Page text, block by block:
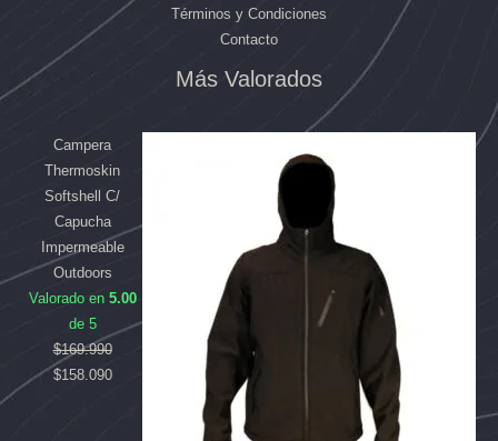
Términos y Condiciones
Contacto
Más Valorados
Campera
Thermoskin
Softshell C/
Capucha
Impermeable
Outdoors
Valorado en 5.00
de 5
$169.990
era:
$169.990.
$158.090
es:
$158.090.
era:
$84.992.